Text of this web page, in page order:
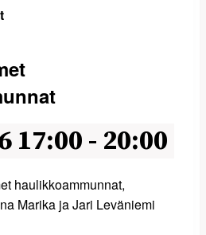
17:00 - 20:00
haulikkoammunnat,
Marika ja Jari Leväniemi